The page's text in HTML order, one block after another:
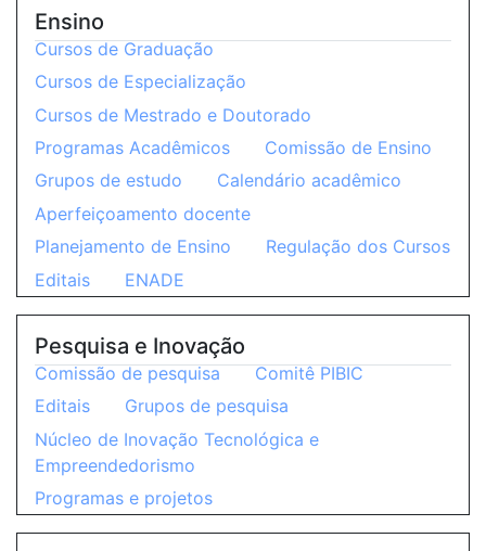
Ensino
Cursos de Graduação
Cursos de Especialização
Cursos de Mestrado e Doutorado
Programas Acadêmicos
Comissão de Ensino
Grupos de estudo
Calendário acadêmico
Aperfeiçoamento docente
Planejamento de Ensino
Regulação dos Cursos
Editais
ENADE
Pesquisa e Inovação
Comissão de pesquisa
Comitê PIBIC
Editais
Grupos de pesquisa
Núcleo de Inovação Tecnológica e
Empreendedorismo
Programas e projetos